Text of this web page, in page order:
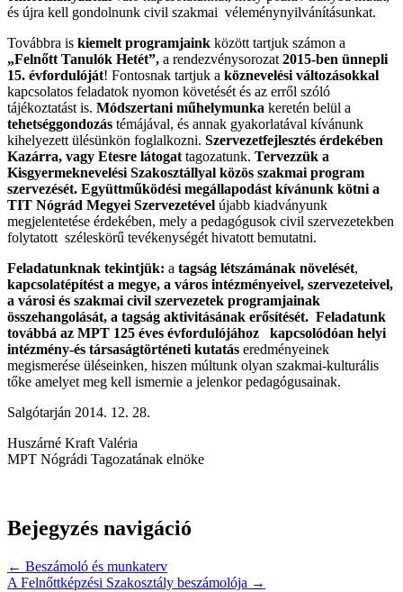
és újra kell gondolnunk civil szakmai véleménynyilvánításunkat.
Továbbra is kiemelt programjaink között tartjuk számon a
„Felnőtt Tanulók Hetét”, a rendezvénysorozat 2015-ben ünnepli
15. évfordulóját! Fontosnak tartjuk a köznevelési változásokkal
kapcsolatos feladatok nyomon követését és az erről szóló
tájékoztatást is. Módszertani műhelymunka keretén belül a
tehetséggondozás témájával, és annak gyakorlatával kívánunk
kihelyezett ülésünkön foglalkozni. Szervezetfejlesztés érdekében
Kazárra, vagy Etesre látogat tagozatunk. Tervezzük a
Kisgyermeknevelési Szakosztállyal közös szakmai program
szervezését. Együttműködési megállapodást kívánunk kötni a
TIT Nógrád Megyei Szervezetével újabb kiadványunk
megjelentetése érdekében, mely a pedagógusok civil szervezetekben
folytatott széleskörű tevékenységét hivatott bemutatni.
Feladatunknak tekintjük: a tagság létszámának növelését,
kapcsolatépítést a megye, a város intézményeivel, szervezeteivel,
a városi és szakmai civil szervezetek programjainak
összehangolását, a tagság aktivitásának erősítését. Feladatunk
továbbá az MPT 125 éves évfordulójához kapcsolódóan helyi
intézmény-és társaságtörténeti kutatás eredményeinek
megismerése üléseinken, hiszen múltunk olyan szakmai-kulturális
tőke amelyet meg kell ismernie a jelenkor pedagógusainak.
Salgótarján 2014. 12. 28.
Huszárné Kraft Valéria
MPT Nógrádi Tagozatának elnöke
Bejegyzés navigáció
← Beszámoló és munkaterv
A Felnőttképzési Szakosztály beszámolója →